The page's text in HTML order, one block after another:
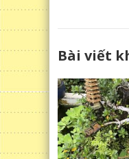
Bài viết